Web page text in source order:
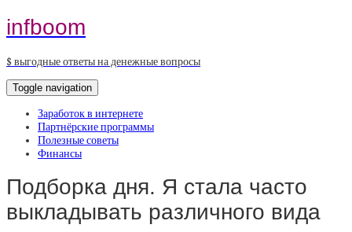
infboom
$ выгодные ответы на денежные вопросы
Toggle navigation
Заработок в интернете
Партнёрские программы
Полезные советы
Финансы
Подборка дня. Я стала часто
выкладывать различного вида